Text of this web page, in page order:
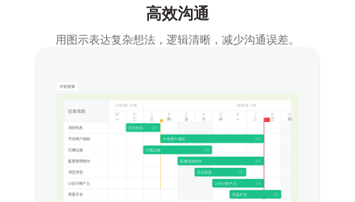
高效沟通
用图示表达复杂想法，逻辑清晰，减少沟通误差。